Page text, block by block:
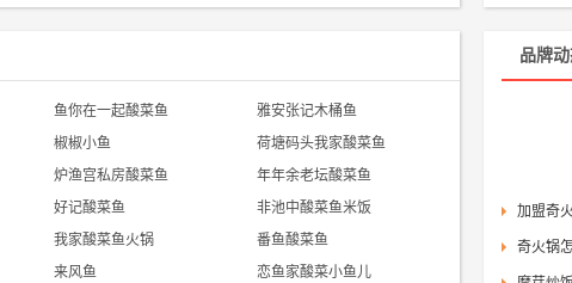
鱼你在一起酸菜鱼
雅安张记木桶鱼
椒椒小鱼
荷塘码头我家酸菜鱼
炉渔宫私房酸菜鱼
年年余老坛酸菜鱼
好记酸菜鱼
非池中酸菜鱼米饭
我家酸菜鱼火锅
番鱼酸菜鱼
来风鱼
恋鱼家酸菜小鱼儿
品牌
加盟奇
奇火锅